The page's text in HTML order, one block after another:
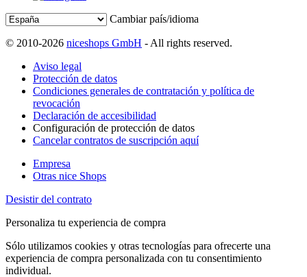
Cambiar país/idioma
© 2010-2026 niceshops GmbH - All rights reserved.
Aviso legal
Protección de datos
Condiciones generales de contratación y política de
revocación
Declaración de accesibilidad
Configuración de protección de datos
Cancelar contratos de suscripción aquí
Empresa
Otras nice Shops
Desistir del contrato
Personaliza tu experiencia de compra
Sólo utilizamos cookies y otras tecnologías para ofrecerte una
experiencia de compra personalizada con tu consentimiento
individual.